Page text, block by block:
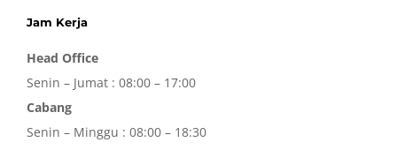
Jam Kerja
Head Office
Senin – Jumat : 08:00 – 17:00
Cabang
Senin – Minggu : 08:00 – 18:30